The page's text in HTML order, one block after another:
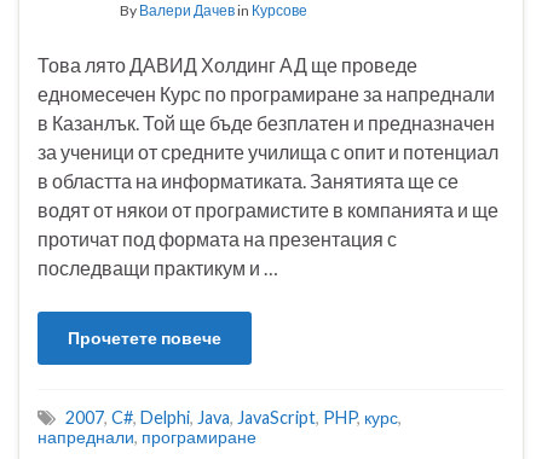
By Валери Дачевin Курсове
Това лято ДАВИД Холдинг АД ще проведе
едномесечен Курс по програмиране за напреднали
в Казанлък. Той ще бъде безплатен и предназначен
за ученици от средните училища с опит и потенциал
в областта на информатиката. Занятията ще се
водят от някои от програмистите в компанията и ще
протичат под формата на презентация с
последващи практикум и …
Прочетете повече
2007, C#, Delphi, Java, JavaScript, PHP, курс,
напреднали, програмиране